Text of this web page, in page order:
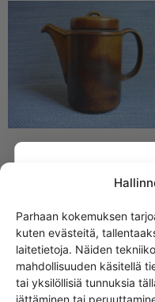
Parhaan kokemuksen
kuten evästeitä,
laitetietoja. Näiden
mahdollisuuden käsitellä
tai yksilöllisiä tunnuksia
jättäminen tai